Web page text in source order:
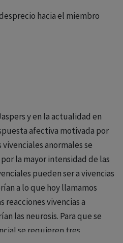
hacia el miembro
Mitchell).
quejándose el paciente
con el tiempo. Se
fantasmas tras la
para reconocer las partes
de otro.
en la que el
de una lesión (ceguera,
forma mayor de
y en la actualidad en
afectiva motivada por
vivenciales anormales se
la mayor intensidad de las
pueden ser a vivencias
a lo que hoy llamamos
reacciones vivencias a
las neurosis. Para que se
se requieren tres